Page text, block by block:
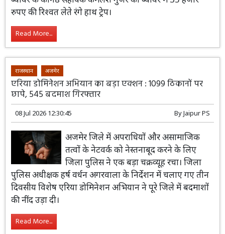
रुपए की रिश्वत लेते रंगे हाथ ट्रेप।
Read More...
राजस्थान अजमेर
एरिया डोमिनेशन अभियान का बड़ा एक्शन : 1099 ठिकानों पर
छापे, 545 बदमाश गिरफ्तार
08 Jul 2026 12:30:45 ByJaipur PS
अजमेर जिले में अपराधियों और असामाजिक
तत्वों के नेटवर्क को नेस्तनाबूद करने के लिए
जिला पुलिस ने एक बड़ा चक्रव्यूह रचा। जिला
पुलिस अधीक्षक हर्ष वर्धन अगरवाला के निर्देशन में चलाए गए तीन
दिवसीय विशेष एरिया डोमिनेशन अभियान ने पूरे जिले में बदमाशों
की नींद उड़ा दी।
Read More...